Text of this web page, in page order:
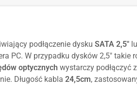
podłączenie dysku SATA 2,5"
PC. W przypadku dysków 2,5" takie
optycznych wystarczy podłączyć
Długość kabla 24,5cm,